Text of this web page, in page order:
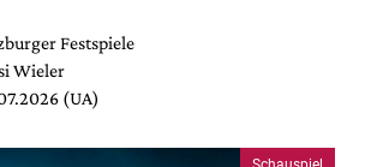
Festspiele
Wieler
(UA)